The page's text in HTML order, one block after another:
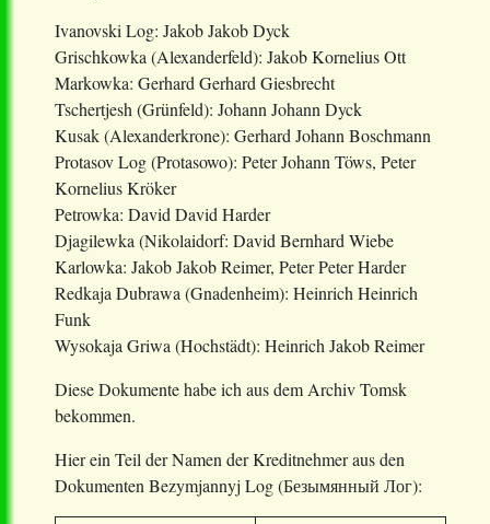
Ivanovski Log: Jakob Jakob Dyck
Grischkowka (Alexanderfeld): Jakob Kornelius Ott
Markowka: Gerhard Gerhard Giesbrecht
Tschertjesh (Grünfeld): Johann Johann Dyck
Kusak (Alexanderkrone): Gerhard Johann Boschmann
Protasov Log (Protasowo): Peter Johann Töws, Peter
Kornelius Kröker
Petrowka: David David Harder
Djagilewka (Nikolaidorf: David Bernhard Wiebe
Karlowka: Jakob Jakob Reimer, Peter Peter Harder
Redkaja Dubrawa (Gnadenheim): Heinrich Heinrich
Funk
Wysokaja Griwa (Hochstädt): Heinrich Jakob Reimer
Diese Dokumente habe ich aus dem Archiv Tomsk
bekommen.
Hier ein Teil der Namen der Kreditnehmer aus den
Dokumenten Bezymjannyj Log (Безымянный Лог):